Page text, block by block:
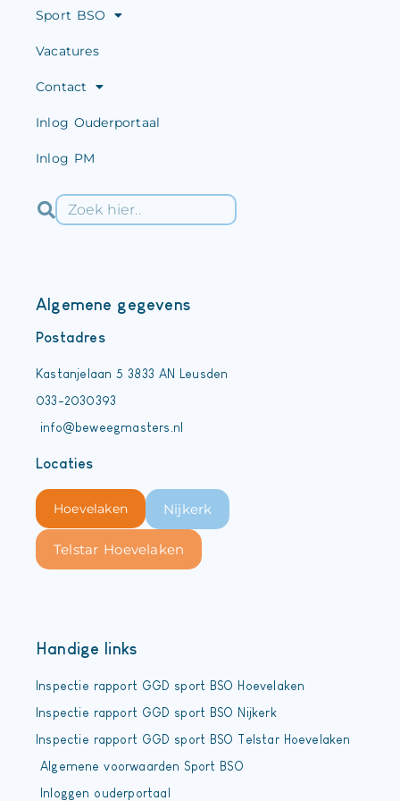
Sport BSO
Vacatures
Contact
Inlog Ouderportaal
Inlog PM
Algemene gegevens
Postadres
Kastanjelaan 5 3833 AN Leusden
033-2030393
info@beweegmasters.nl
Locaties
Hoevelaken Nijkerk
Telstar Hoevelaken
Handige links
Inspectie rapport GGD sport BSO Hoevelaken
Inspectie rapport GGD sport BSO Nijkerk
Inspectie rapport GGD sport BSO Telstar Hoevelaken
Algemene voorwaarden Sport BSO
Inloggen ouderportaal